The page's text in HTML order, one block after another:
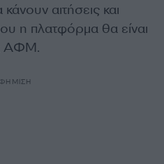
αιτήσεις και
η πλατφόρμα θα είναι
ΑΦΜ.